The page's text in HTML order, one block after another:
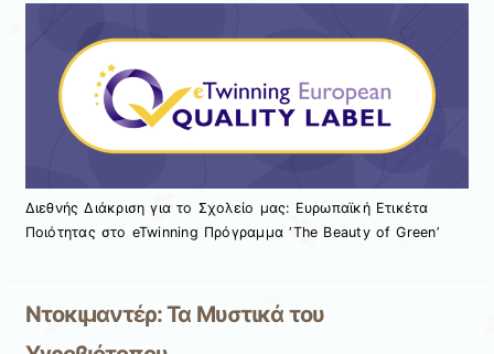
Διεθνής Διάκριση για το Σχολείο μας: Ευρωπαϊκή Ετικέτα
Ποιότητας στο eTwinning Πρόγραμμα ‘The Beauty of Green’
Ντοκιμαντέρ: Τα Μυστικά του